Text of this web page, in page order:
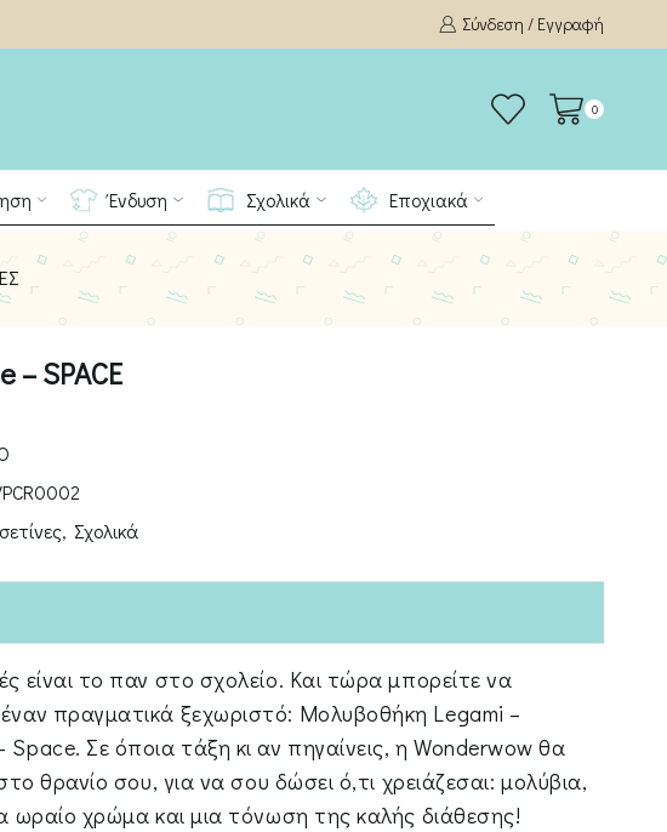
Σύνδεση / Εγγραφή
0
Ένδυση Σχολικά Εποχιακά
– SPACE
, Σχολικά
είναι το παν στο σχολείο. Και τώρα μπορείτε να
πραγματικά ξεχωριστό: Μολυβοθήκη Legami –
Space. Σε όποια τάξη κι αν πηγαίνεις, η Wonderwow θα
θρανίο σου, για να σου δώσει ό,τι χρειάζεσαι: μολύβια,
ωραίο χρώμα και μια τόνωση της καλής διάθεσης!